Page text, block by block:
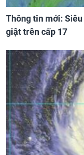
Thông tin mới:
giật trên cấp 17